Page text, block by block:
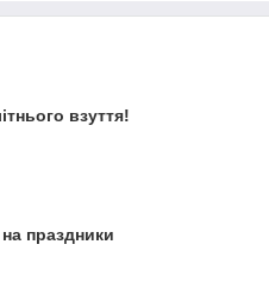
взуття!
праздники